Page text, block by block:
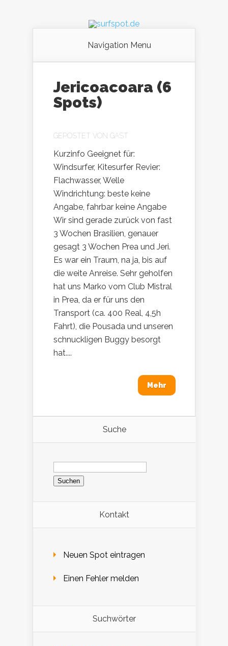
Navigation Menu
Jericoacoara (6
Spots)
GEPOSTET VON GAST
Kurzinfo Geeignet für:
Windsurfer, Kitesurfer Revier:
Flachwasser, Welle
Windrichtung: beste keine
Angabe, fahrbar keine Angabe
Wir sind gerade zurück von fast
3 Wochen Brasilien, genauer
gesagt 3 Wochen Prea und Jeri.
Es war ein Traum, na ja, bis auf
die weite Anreise. Sehr geholfen
hat uns Marko vom Club Mistral
in Prea, da er für uns den
Transport (ca. 400 Real, 4,5h
Fahrt), die Pousada und unseren
schnuckligen Buggy besorgt
hat....
Mehr
Suche
Suchen
nach:
Kontakt
Neuen Spot eintragen
Einen Fehler melden
Suchwörter